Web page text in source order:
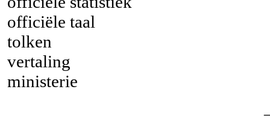
officiële taal
tolken
vertaling
ministerie